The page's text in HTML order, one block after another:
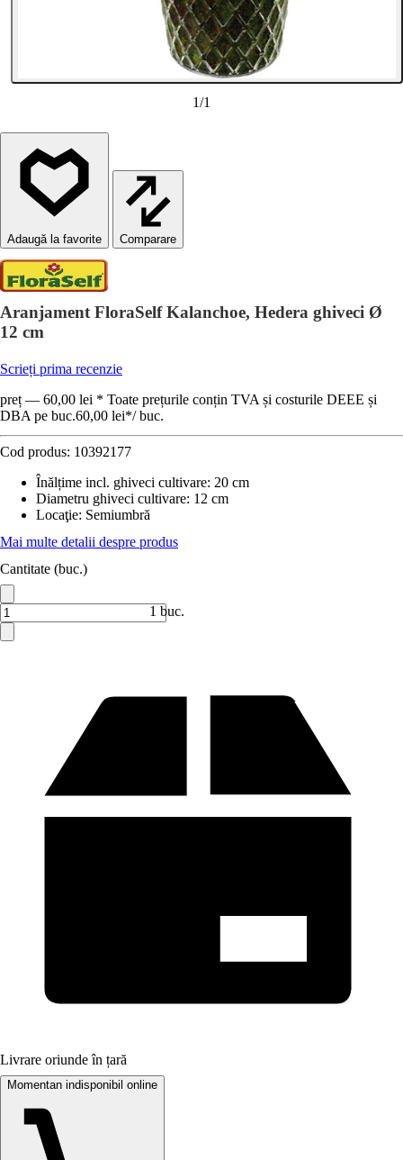
1/1
Comparare
Aranjament FloraSelf Kalanchoe, Hedera ghiveci Ø
12 cm
Scrieți prima recenzie
preț — 60,00 lei * Toate prețurile conțin TVA și costurile DEEE și
DBA pe buc.60,00 lei*/ buc.
Cod produs: 10392177
Înălțime incl. ghiveci cultivare: 20 cm
Diametru ghiveci cultivare: 12 cm
Locaţie: Semiumbră
Mai multe detalii despre produs
Cantitate (buc.)
1 buc.
Livrare oriunde în țară
Momentan indisponibil online